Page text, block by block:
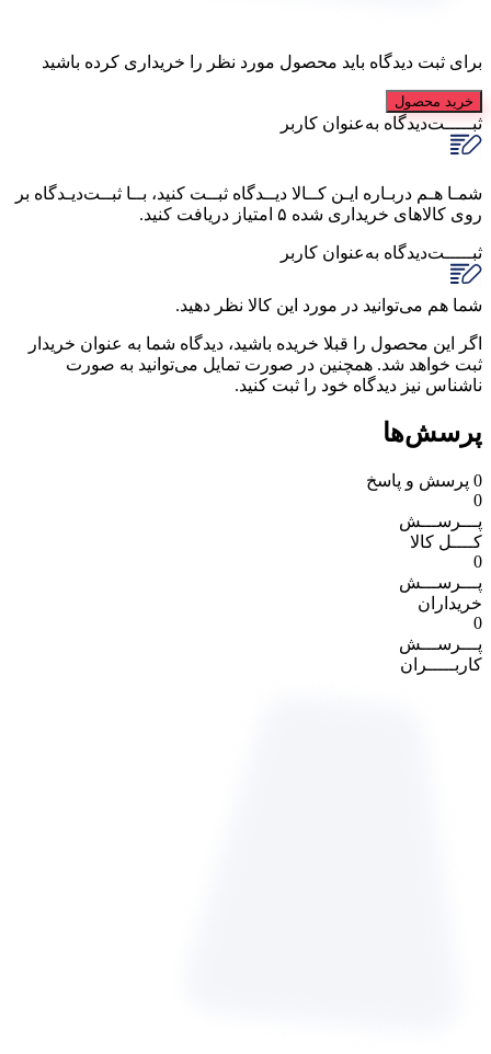
برای ثبت دیدگاه باید محصول مورد نظر را خریداری کرده باشید
خرید محصول
ثبـــــت‌دیدگاه به‌عنوان کاربر
شمـا هـم دربـاره ایـن کــالا دیــدگاه ثبــت کنید، بــا ثبــت‌دیـدگاه بر
روی کالاهای خریداری شده ۵ امتیاز دریافت کنید.
ثبـــــت‌دیدگاه به‌عنوان کاربر
شما هم می‌توانید در مورد این کالا نظر دهید.
اگر این محصول را قبلا خریده باشید، دیدگاه شما به عنوان خریدار
ثبت خواهد شد. همچنین در صورت تمایل می‌توانید به صورت
ناشناس نیز دیدگاه خود را ثبت کنید.
پرسش‌ها
0 پرسش و پاسخ
0
پـــرســـش
کــــل کالا
0
پـــرســـش
خریداران
0
پـــرســـش
کاربـــــران